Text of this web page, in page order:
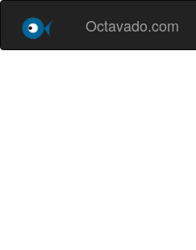
Octavado.com